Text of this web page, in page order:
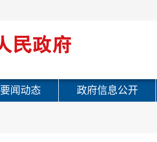
要闻动态 政府信息公开